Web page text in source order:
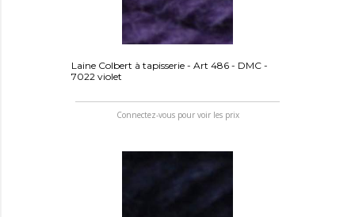
Laine Colbert à tapisserie - Art 486 - DMC -
7022 violet
Connectez-vous pour voir les prix